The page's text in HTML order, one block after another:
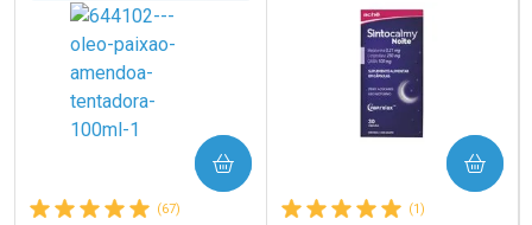
(67)
COMPRAR
(1)
COMPRAR